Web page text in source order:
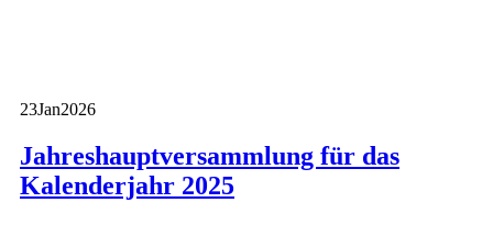
23Jan2026
Jahreshauptversammlung für das
Kalenderjahr 2025